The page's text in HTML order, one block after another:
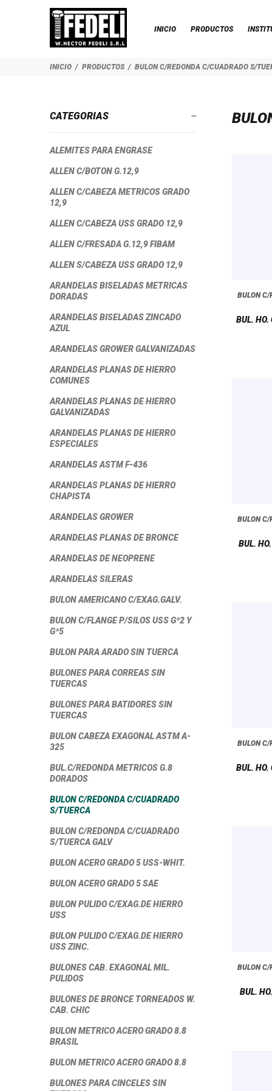
INICIO PRODUCTOS
INICIO PRODUCTOS BULON C/REDONDA C/CUADRADO S/
CATEGORIAS
ALEMITES PARA ENGRASE
ALLEN C/BOTON G.12,9
ALLEN C/CABEZA METRICOS GRADO
12,9
ALLEN C/CABEZA USS GRADO 12,9
ALLEN C/FRESADA G.12,9 FIBAM
ALLEN S/CABEZA USS GRADO 12,9
ARANDELAS BISELADAS METRICAS
DORADAS
ARANDELAS BISELADAS ZINCADO
AZUL
ARANDELAS GROWER GALVANIZADAS
ARANDELAS PLANAS DE HIERRO
COMUNES
ARANDELAS PLANAS DE HIERRO
GALVANIZADAS
ARANDELAS PLANAS DE HIERRO
ESPECIALES
ARANDELAS ASTM F-436
ARANDELAS PLANAS DE HIERRO
CHAPISTA
ARANDELAS GROWER
ARANDELAS PLANAS DE BRONCE
ARANDELAS DE NEOPRENE
ARANDELAS SILERAS
BULON AMERICANO C/EXAG.GALV.
BULON C/FLANGE P/SILOS USS Gª2 Y
Gª5
BULON PARA ARADO SIN TUERCA
BULONES PARA CORREAS SIN
TUERCAS
BULONES PARA BATIDORES SIN
TUERCAS
BULON CABEZA EXAGONAL ASTM A-
325
BUL.C/REDONDA METRICOS G.8
DORADOS
BULON C/REDONDA C/CUADRADO
S/TUERCA
BULON C/REDONDA C/CUADRADO
S/TUERCA GALV
BULON ACERO GRADO 5 USS-WHIT.
BULON ACERO GRADO 5 SAE
BULON PULIDO C/EXAG.DE HIERRO
USS
BULON PULIDO C/EXAG.DE HIERRO
USS ZINC.
BULONES CAB. EXAGONAL MIL.
PULIDOS
BULONES DE BRONCE TORNEADOS W.
CAB. CHIC
BULON METRICO ACERO GRADO 8.8
BRASIL
BULON METRICO ACERO GRADO 8.8
BULONES PARA CINCELES SIN
BULON C/
BUL.
BULON C/
BUL.
BULON C/
BUL.
BULON C/
BUL.